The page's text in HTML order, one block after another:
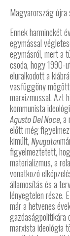
Magyarország
Ennek harminckét
egymással
egymásról, mert a
csoda, hogy 1990-
eluralkodott a
vasfüggöny
marxizmussal. Azt
kommunista
Agusto Del Noce, a
előtt még
kimúlt, Nyugaton
figyelmeztetett,
materializmus, a
vonatkozó
államosítás és a
lényegtelen része.
már a hetvenes
gazdaságpolitikára
marxista ideológia